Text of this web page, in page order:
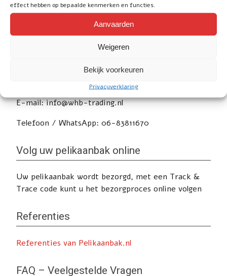
effect hebben op bepaalde kenmerken en functies.
Aanvaarden
Weigeren
Bekijk voorkeuren
Privacyverklaring
Heeft u nog vragen of wilt u advies? Klik
E-mail: info@whb-trading.nl
Telefoon / WhatsApp: 06-83811670
Volg uw pelikaanbak online
Uw pelikaanbak wordt bezorgd, met een Track &
Trace code kunt u het bezorgproces online volgen
Referenties
Referenties van Pelikaanbak.nl
FAQ – Veelgestelde Vragen